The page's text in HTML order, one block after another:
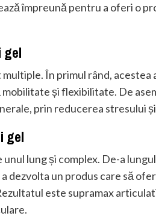
împreună pentru a oferi o
gel
În primul rând, acestea
și flexibilitate. De
prin reducerea stresului
gel
lung și complex. De-a
un produs care să
este supramax